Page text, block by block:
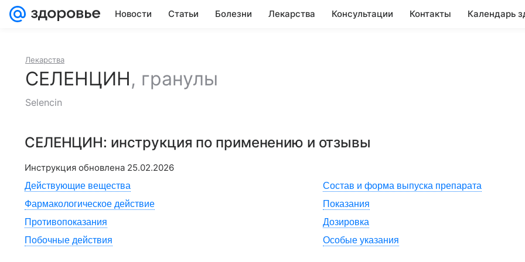
Новости Статьи Болезни Лекарства Консультации Контакты Календарь
Лекарства
СЕЛЕНЦИН, гранулы
Selencin
СЕЛЕНЦИН: инструкция по применению и отзывы
Инструкция обновлена 25.02.2026
Действующие вещества
Состав и форма выпуска препарата
Фармакологическое действие
Показания
Противопоказания
Дозировка
Побочные действия
Особые указания